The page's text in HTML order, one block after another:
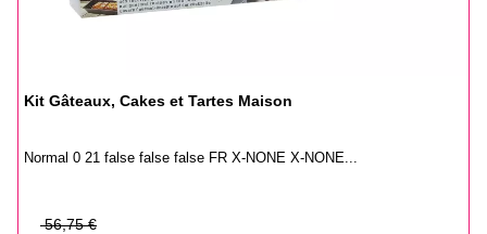
Kit Gâteaux, Cakes et Tartes Maison
Normal 0 21 false false false FR X-NONE X-NONE...
Prix
56,75 €